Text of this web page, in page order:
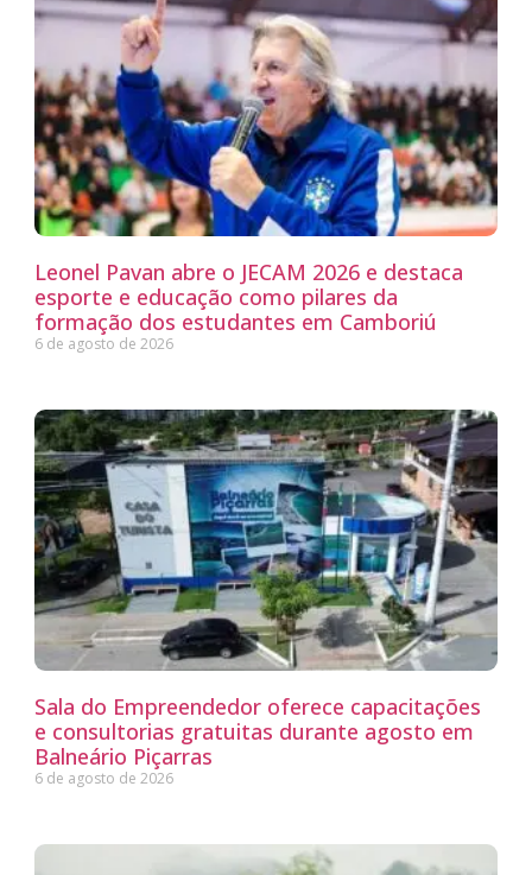
Leonel Pavan abre o JECAM 2026 e destaca
esporte e educação como pilares da
formação dos estudantes em Camboriú
6 de agosto de 2026
Sala do Empreendedor oferece capacitações
e consultorias gratuitas durante agosto em
Balneário Piçarras
6 de agosto de 2026